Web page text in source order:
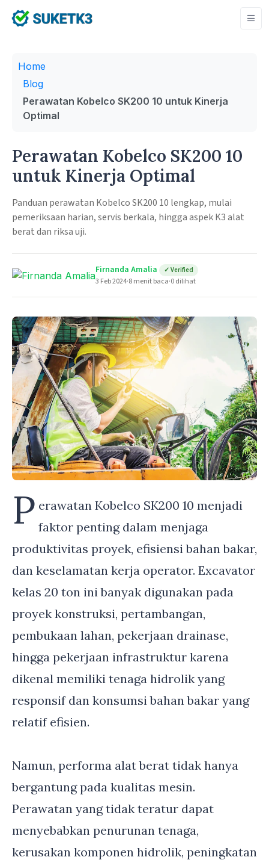
Home
Blog
Perawatan Kobelco SK200 10 untuk Kinerja
Optimal
Perawatan Kobelco SK200 10
untuk Kinerja Optimal
Panduan perawatan Kobelco SK200 10 lengkap, mulai
pemeriksaan harian, servis berkala, hingga aspek K3 alat
berat dan riksa uji.
Firnanda Amalia ✓ Verified
3 Feb 2024·8 menit baca·0 dilihat
P erawatan Kobelco SK200 10 menjadi
faktor penting dalam menjaga
produktivitas proyek, efisiensi bahan bakar,
dan keselamatan kerja operator. Excavator
kelas 20 ton ini banyak digunakan pada
proyek konstruksi, pertambangan,
pembukaan lahan, pekerjaan drainase,
hingga pekerjaan infrastruktur karena
dikenal memiliki tenaga hidrolik yang
responsif dan konsumsi bahan bakar yang
relatif efisien.
Namun, performa alat berat tidak hanya
bergantung pada kualitas mesin.
Perawatan yang tidak teratur dapat
menyebabkan penurunan tenaga,
kerusakan komponen hidrolik, peningkatan